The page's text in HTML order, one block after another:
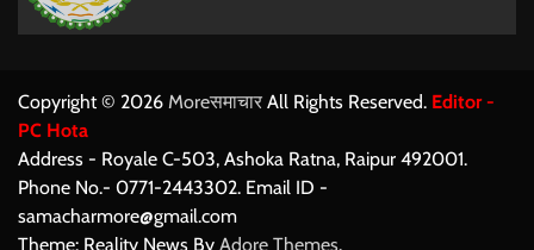
Copyright © 2026 Moreसमाचार All Rights Reserved. Editor -
PC Hota
Address - Royale C-503, Ashoka Ratna, Raipur 492001.
Phone No.- 0771-2443302. Email ID -
samacharmore@gmail.com
Theme: Reality News By Adore Themes.